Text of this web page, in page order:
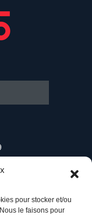
pour stocker et/ou
le faisons pour